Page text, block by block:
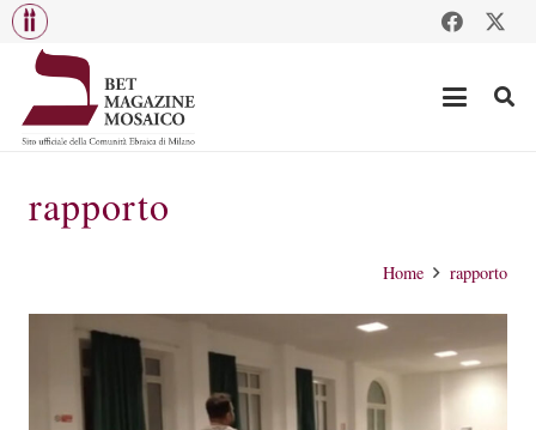
rapporto
Home rapporto